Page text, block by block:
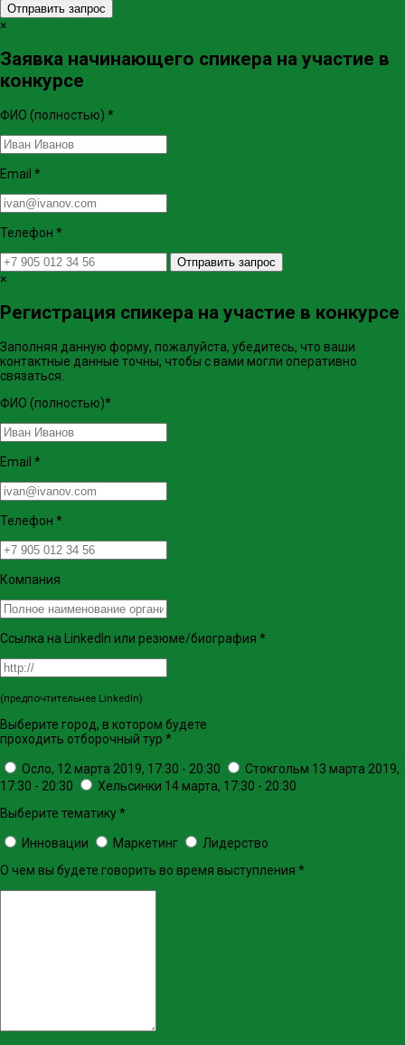
Отправить запрос
×
Заявка начинающего спикера на участие в
конкурсе
ФИО (полностью) *
Email *
Телефон *
Отправить запрос
×
Регистрация спикера на участие в конкурсе
Заполняя данную форму, пожалуйста, убедитесь, что ваши
контактные данные точны, чтобы с вами могли оперативно
связаться.
ФИО (полностью)*
Email *
Телефон *
Компания
Ссылка на LinkedIn или резюме/биография *
(предпочтительнее LinkedIn)
Выберите город, в котором будете
проходить отборочный тур *
Осло, 12 марта 2019, 17:30 - 20:30
Стокгольм 13 марта 2019,
17:30 - 20:30
Хельсинки 14 марта, 17:30 - 20:30
Выберите тематику*
Инновации Маркетинг
Лидерство
О чем вы будете говорить во время выступления *